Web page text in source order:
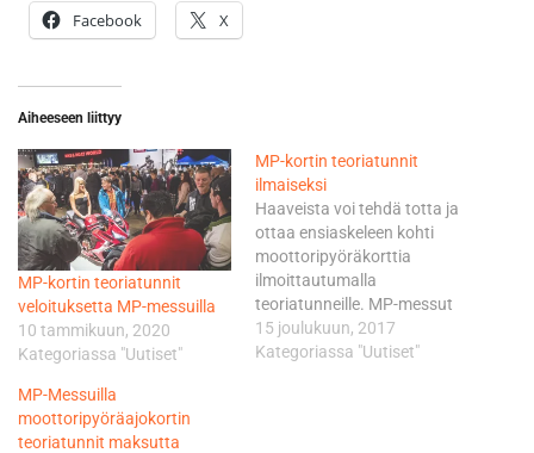
Facebook X
Aiheeseen liittyy
MP-kortin teoriatunnit
veloituksetta MP-messuilla
10 tammikuun, 2020
Kategoriassa "Uutiset"
MP-kortin teoriatunnit
ilmaiseksi
Haaveista voi tehdä totta ja
ottaa ensiaskeleen kohti
moottoripyöräkorttia
ilmoittautumalla
teoriatunneille. MP-messut
järjestetään 2. – 4.2.2018
Messukeskuksessa
15 joulukuun, 2017
Kategoriassa "Uutiset"
MP-Messuilla
moottoripyöräajokortin
teoriatunnit maksutta